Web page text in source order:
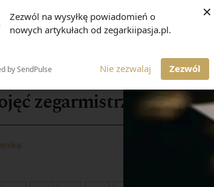
Zezwól na wysyłkę powiadomień o
nowych artykułach od zegarkiipasja.pl.
by SendPulse Nie zezwalaj Zezwól
×
MAGAZYN
zegarmistrzowskich